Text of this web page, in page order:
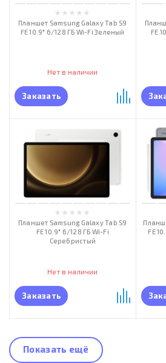
Планшет Samsung Galaxy Tab S9
FE 10.9" 6/128 ГБ Wi-Fi Зеленый
Нет в наличии
Заказать
FE
Планшет Samsung Galaxy Tab S9
FE 10.9" 6/128 ГБ Wi-Fi
Серебристый
Нет в наличии
Заказать
FE
Показать ещё